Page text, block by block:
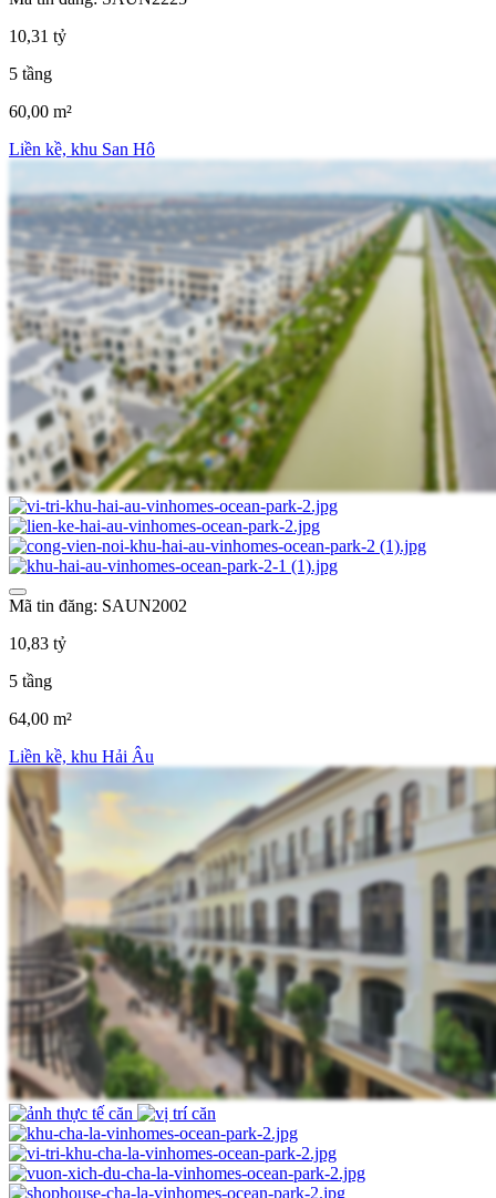
10,31 tỷ
5 tầng
60,00 m²
Liền kề, khu San Hô
Mã tin đăng: SAUN2002
10,83 tỷ
5 tầng
64,00 m²
Liền kề, khu Hải Âu